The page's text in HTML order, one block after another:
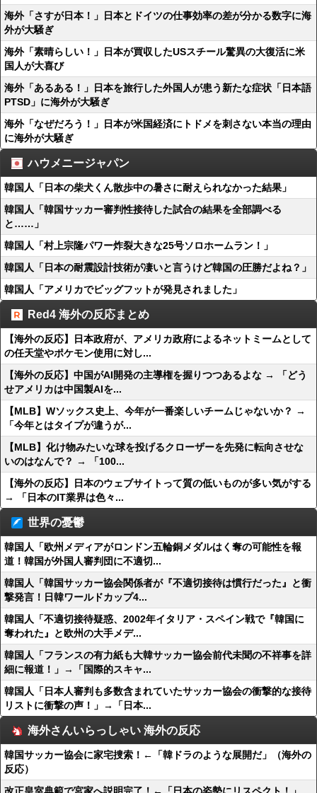
海外「さすが日本！」日本とドイツの仕事効率の差が分かる数字に海
外が大騒ぎ
海外「素晴らしい！」日本が買収したUSスチール驚異の大復活に米
国人が大喜び
海外「あるある！」日本を旅行した外国人が患う新たな症状「日本語
PTSD」に海外が大騒ぎ
海外「なぜだろう！」日本が米国経済にトドメを刺さない本当の理由
に海外が大騒ぎ
ハウメニージャパン
韓国人「日本の柴犬くん散歩中の暑さに耐えられなかった結果」
韓国人「韓国サッカー審判性接待した試合の結果を全部調べる
と……」
韓国人「村上宗隆パワー炸裂大きな25号ソロホームラン！」
韓国人「日本の耐震設計技術が凄いと言うけど韓国の圧勝だよね？」
韓国人「アメリカでビッグフットが発見されました」
Red4 海外の反応まとめ
【海外の反応】日本政府が、アメリカ政府によるネットミームとして
の任天堂やポケモン使用に対し...
【海外の反応】中国がAI開発の主導権を握りつつあるよな → 「どう
せアメリカは中国製AIを...
【MLB】Wソックス史上、今年が一番楽しいチームじゃないか？ →
「今年とはタイプが違うが...
【MLB】化け物みたいな球を投げるクローザーを先発に転向させな
いのはなんで？ → 「100...
【海外の反応】日本のウェブサイトって質の低いものが多い気がする
→ 「日本のIT業界は色々...
世界の憂鬱
韓国人「欧州メディアがロンドン五輪銅メダルはく奪の可能性を報
道！韓国が外国人審判団に不適切...
韓国人「韓国サッカー協会関係者が『不適切接待は慣行だった』と衝
撃発言！日韓ワールドカップ4...
韓国人「不適切接待疑惑、2002年イタリア・スペイン戦で『韓国に
奪われた』と欧州の大手メデ...
韓国人「フランスの有力紙も大韓サッカー協会前代未聞の不祥事を詳
細に報道！」→「国際的スキャ...
韓国人「日本人審判も多数含まれていたサッカー協会の衝撃的な接待
リストに衝撃の声！」→「日本...
海外さんいらっしゃい 海外の反応
韓国サッカー協会に家宅捜索！←「韓ドラのような展開だ」（海外の
反応）